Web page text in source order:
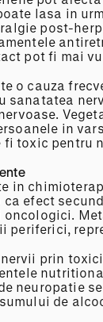
lasa in
post-
pot fi mai
o cauza
sanatatea
in
fi toxic
in
efect
periferici,
prin
neuropatie
de